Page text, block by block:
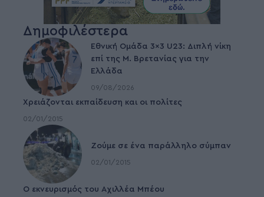
Δημοφιλέστερα
Εθνική Ομάδα 3×3 U23: Διπλή νίκη
επί της Μ. Βρετανίας για την
Ελλάδα
09/08/2026
Χρειάζονται εκπαίδευση και οι πολίτες
02/01/2015
Ζούμε σε ένα παράλληλο σύμπαν
02/01/2015
Ο εκνευρισμός του Αχιλλέα Μπέου